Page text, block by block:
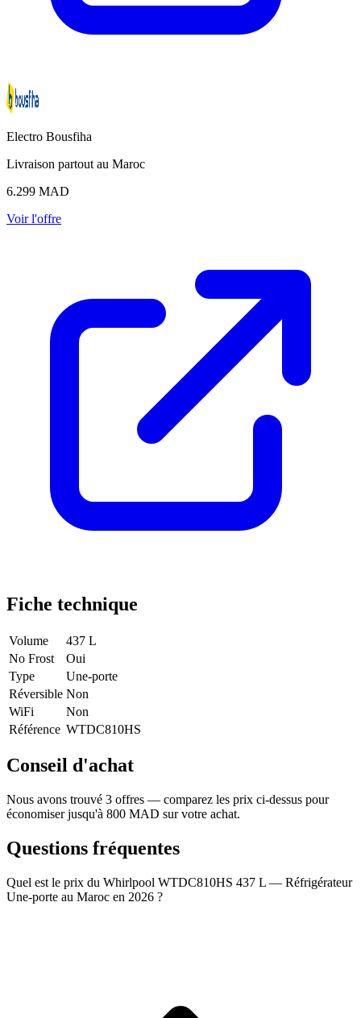
Electro Bousfiha
Livraison partout au Maroc
6.299 MAD
Voir l'offre
Fiche technique
Volume
437 L
No Frost
Oui
Type
Une-porte
Réversible Non
WiFi
Non
Référence WTDC810HS
Conseil d'achat
Nous avons trouvé 3 offres — comparez les prix ci-dessus pour
économiser jusqu'à 800 MAD sur votre achat.
Questions fréquentes
Quel est le prix du Whirlpool WTDC810HS 437 L — Réfrigérateur
Une-porte au Maroc en 2026 ?